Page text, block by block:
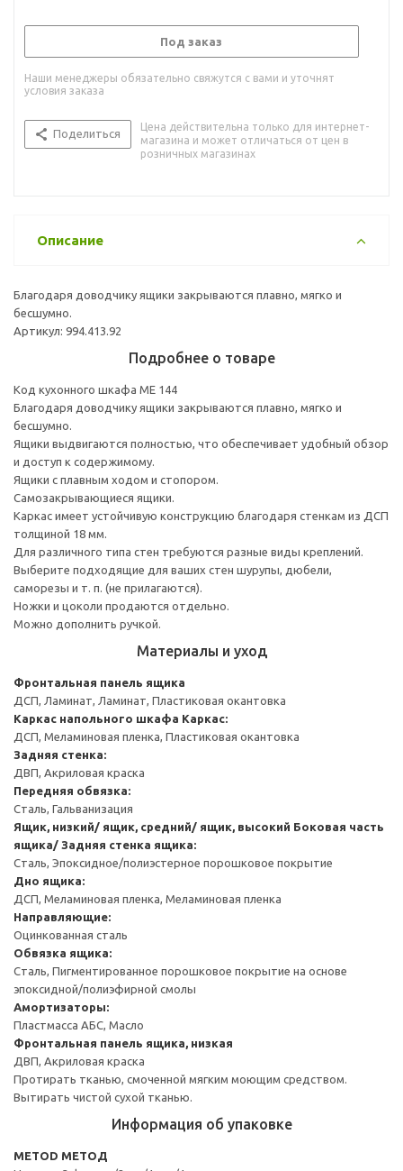
Под заказ
Наши менеджеры обязательно свяжутся с вами и уточнят
условия заказа
Поделиться
Цена действительна только для интернет-
магазина и может отличаться от цен в
розничных магазинах
Описание
Благодаря доводчику ящики закрываются плавно, мягко и
бесшумно.
Артикул: 994.413.92
Подробнее о товаре
Код кухонного шкафа ME 144
Благодаря доводчику ящики закрываются плавно, мягко и
бесшумно.
Ящики выдвигаются полностью, что обеспечивает удобный обзор
и доступ к содержимому.
Ящики с плавным ходом и стопором.
Самозакрывающиеся ящики.
Каркас имеет устойчивую конструкцию благодаря стенкам из ДСП
толщиной 18 мм.
Для различного типа стен требуются разные виды креплений.
Выберите подходящие для ваших стен шурупы, дюбели,
саморезы и т. п. (не прилагаются).
Ножки и цоколи продаются отдельно.
Можно дополнить ручкой.
Материалы и уход
Фронтальная панель ящика
ДСП, Ламинат, Ламинат, Пластиковая окантовка
Каркас напольного шкафа Каркас:
ДСП, Меламиновая пленка, Пластиковая окантовка
Задняя стенка:
ДВП, Акриловая краска
Передняя обвязка:
Сталь, Гальванизация
Ящик, низкий/ ящик, средний/ ящик, высокий Боковая часть
ящика/ Задняя стенка ящика:
Сталь, Эпоксидное/полиэстерное порошковое покрытие
Дно ящика:
ДСП, Меламиновая пленка, Меламиновая пленка
Направляющие:
Оцинкованная сталь
Обвязка ящика:
Сталь, Пигментированное порошковое покрытие на основе
эпоксидной/полиэфирной смолы
Амортизаторы:
Пластмасса АБС, Масло
Фронтальная панель ящика, низкая
ДВП, Акриловая краска
Протирать тканью, смоченной мягким моющим средством.
Вытирать чистой сухой тканью.
Информация об упаковке
METOD МЕТОД